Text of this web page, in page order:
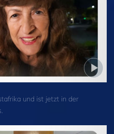
und ist jetzt in der